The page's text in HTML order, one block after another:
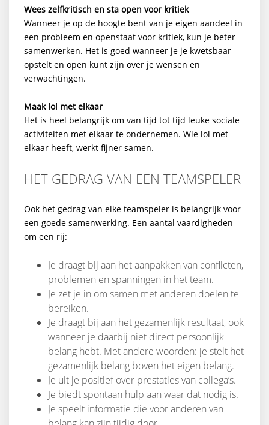
Wees zelfkritisch en sta open voor kritiek
Wanneer je op de hoogte bent van je eigen aandeel in
een probleem en openstaat voor kritiek, kun je beter
samenwerken. Het is goed wanneer je je kwetsbaar
opstelt en open kunt zijn over je wensen en
verwachtingen.
Maak lol met elkaar
Het is heel belangrijk om van tijd tot tijd leuke sociale
activiteiten met elkaar te ondernemen. Wie lol met
elkaar heeft, werkt fijner samen.
HET GEDRAG VAN EEN TEAMSPELER
Ook het gedrag van elke teamspeler is belangrijk voor
een goede samenwerking. Een aantal vaardigheden
om een rij:
Je draagt bij aan het aanpakken van conflicten,
problemen en spanningen in het team.
Je zet je in om samen met anderen doelen te
bereiken.
Je draagt bij aan het gezamenlijk resultaat, ook
wanneer je daarbij niet direct persoonlijk
belang hebt. Met andere woorden: je stelt het
gezamenlijk belang boven het eigen belang.
Je uit je positief over prestaties van collega’s.
Je biedt spontaan hulp aan waar dat nodig is.
Je speelt informatie die voor anderen van